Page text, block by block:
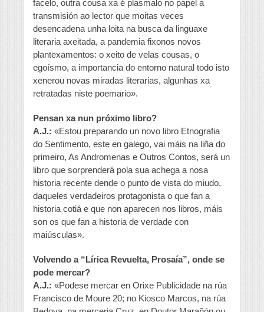
facelo, outra cousa xa é plasmalo no papel a
transmisión ao lector que moitas veces
desencadena unha loita na busca da linguaxe
literaria axeitada, a pandemia fixonos novos
plantexamentos: o xeito de velas cousas, o
egoísmo, a importancia do entorno natural todo isto
xenerou novas miradas literarias, algunhas xa
retratadas niste poemario».
Pensan xa nun próximo libro?
A.J.: «Estou preparando un novo libro Etnografia
do Sentimento, este en galego, vai máis na liña do
primeiro, As Andromenas e Outros Contos, será un
libro que sorprenderá pola sua achega a nosa
historia recente dende o punto de vista do miudo,
daqueles verdadeiros protagonista o que fan a
historia cotiá e que non aparecen nos libros, máis
son os que fan a historia de verdade con
maiúsculas».
Volvendo a “Lírica Revuelta, Prosaía”, onde se
pode mercar?
A.J.: «Podese mercar en Orixe Publicidade na rúa
Francisco de Moure 20; no Kiosco Marcos, na rúa